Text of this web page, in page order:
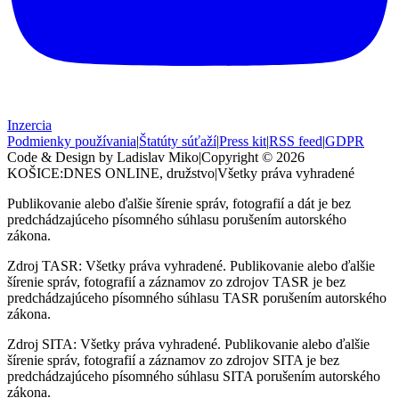
Inzercia
Podmienky používania|Štatúty súťaží|Press kit|RSS feed|GDPR
Code & Design by Ladislav Miko|Copyright © 2026
KOŠICE:DNES ONLINE, družstvo|Všetky práva vyhradené
Publikovanie alebo ďalšie šírenie správ, fotografií a dát je bez
predchádzajúceho písomného súhlasu porušením autorského
zákona.
Zdroj TASR: Všetky práva vyhradené. Publikovanie alebo ďalšie
šírenie správ, fotografií a záznamov zo zdrojov TASR je bez
predchádzajúceho písomného súhlasu TASR porušením autorského
zákona.
Zdroj SITA: Všetky práva vyhradené. Publikovanie alebo ďalšie
šírenie správ, fotografií a záznamov zo zdrojov SITA je bez
predchádzajúceho písomného súhlasu SITA porušením autorského
zákona.